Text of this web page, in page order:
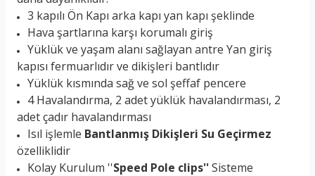
3 kapılı Ön Kapı arka kapı yan kapı şeklinde
Hava şartlarına karşı korumalı giriş
Yüklük ve yaşam alanı sağlayan antre Yan giriş
kapısı fermuarlıdır ve dikişleri bantlıdır
Yüklük kısmında sağ ve sol şeffaf pencere
4 Havalandırma, 2 adet yüklük havalandırması, 2
adet çadır havalandırması
Isıl işlemle Bantlanmış Dikişleri Su Geçirmez
özelliklidir
Kolay Kurulum ''Speed Pole clips''Sisteme